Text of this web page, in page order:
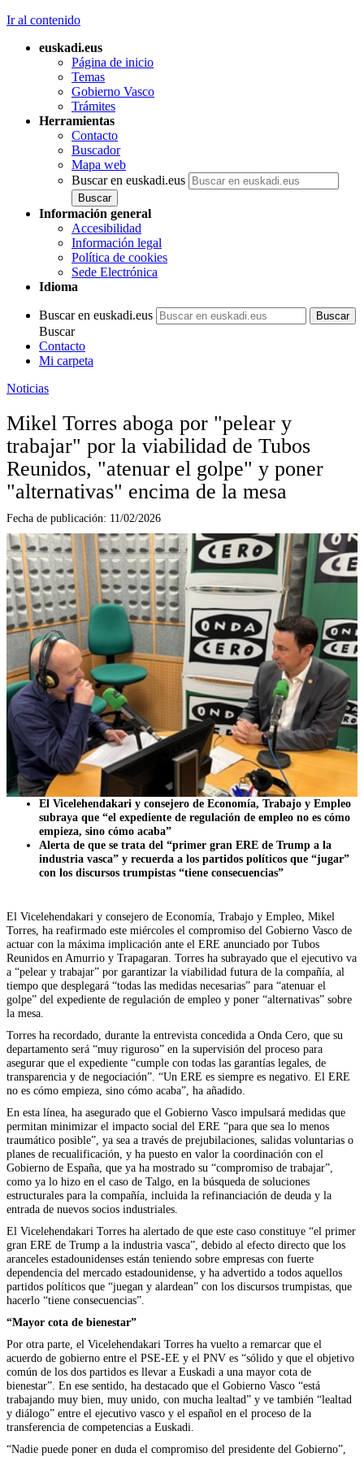
Ir al contenido
euskadi.eus
Página de inicio
Temas
Gobierno Vasco
Trámites
Herramientas
Contacto
Buscador
Mapa web
Buscar en euskadi.eus
Información general
Accesibilidad
Información legal
Política de cookies
Sede Electrónica
Idioma
Buscar en euskadi.eus
Buscar
Contacto
Mi carpeta
Noticias
Mikel Torres aboga por "pelear y
trabajar" por la viabilidad de Tubos
Reunidos, "atenuar el golpe" y poner
"alternativas" encima de la mesa
Fecha de publicación: 11/02/2026
El Vicelehendakari y consejero de Economía, Trabajo y Empleo
subraya que “el expediente de regulación de empleo no es cómo
empieza, sino cómo acaba”
Alerta de que se trata del “primer gran ERE de Trump a la
industria vasca” y recuerda a los partidos políticos que “jugar”
con los discursos trumpistas “tiene consecuencias”
El Vicelehendakari y consejero de Economía, Trabajo y Empleo, Mikel
Torres, ha reafirmado este miércoles el compromiso del Gobierno Vasco de
actuar con la máxima implicación ante el ERE anunciado por Tubos
Reunidos en Amurrio y Trapagaran. Torres ha subrayado que el ejecutivo va
a “pelear y trabajar” por garantizar la viabilidad futura de la compañía, al
tiempo que desplegará “todas las medidas necesarias” para “atenuar el
golpe” del expediente de regulación de empleo y poner “alternativas” sobre
la mesa.
Torres ha recordado, durante la entrevista concedida a Onda Cero, que su
departamento será “muy riguroso” en la supervisión del proceso para
asegurar que el expediente “cumple con todas las garantías legales, de
transparencia y de negociación”. “Un ERE es siempre es negativo. El ERE
no es cómo empieza, sino cómo acaba”, ha añadido.
En esta línea, ha asegurado que el Gobierno Vasco impulsará medidas que
permitan minimizar el impacto social del ERE “para que sea lo menos
traumático posible”, ya sea a través de prejubilaciones, salidas voluntarias o
planes de recualificación, y ha puesto en valor la coordinación con el
Gobierno de España, que ya ha mostrado su “compromiso de trabajar”,
como ya lo hizo en el caso de Talgo, en la búsqueda de soluciones
estructurales para la compañía, incluida la refinanciación de deuda y la
entrada de nuevos socios industriales.
El Vicelehendakari Torres ha alertado de que este caso constituye “el primer
gran ERE de Trump a la industria vasca”, debido al efecto directo que los
aranceles estadounidenses están teniendo sobre empresas con fuerte
dependencia del mercado estadounidense, y ha advertido a todos aquellos
partidos políticos que “juegan y alardean” con los discursos trumpistas, que
hacerlo “tiene consecuencias”.
“Mayor cota de bienestar”
Por otra parte, el Vicelehendakari Torres ha vuelto a remarcar que el
acuerdo de gobierno entre el PSE-EE y el PNV es “sólido y que el objetivo
común de los dos partidos es llevar a Euskadi a una mayor cota de
bienestar”. En ese sentido, ha destacado que el Gobierno Vasco “está
trabajando muy bien, muy unido, con mucha lealtad” y ve también “lealtad
y diálogo” entre el ejecutivo vasco y el español en el proceso de la
transferencia de competencias a Euskadi.
“Nadie puede poner en duda el compromiso del presidente del Gobierno”,